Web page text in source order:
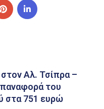
Αλ. Τσίπρα –
του
στα 751 ευρώ